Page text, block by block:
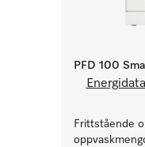
PFD 100
Frittstående